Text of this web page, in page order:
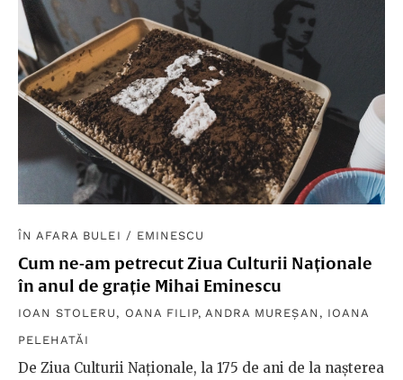
ÎN AFARA BULEI / EMINESCU
Cum ne-am petrecut Ziua Culturii Naționale
în anul de grație Mihai Eminescu
IOAN STOLERU , OANA FILIP, ANDRA MUREȘAN , IOANA
PELEHATĂI
De Ziua Culturii Naționale, la 175 de ani de la nașterea